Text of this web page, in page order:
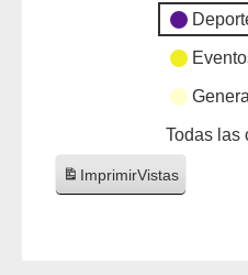
General
Todas las
ImprimirVistas